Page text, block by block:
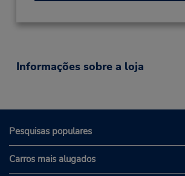
Informações sobre a loja
Pesquisas populares
Carros mais alugados